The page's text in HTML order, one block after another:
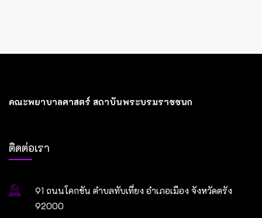
คณะพยาบาลศาสตร์ สถาบันพระบรมราชชนก
ติดต่อเรา
91 ถนนโคกขัน ตำบลทับเที่ยง อำเภอเมือง จังหวัดตรัง
92000